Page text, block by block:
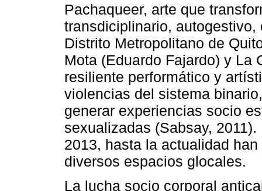
Pachaqueer, arte que
transdiciplinario,
Distrito Metropolitano de
Mota (Eduardo Fajardo) y La
resiliente performático y
violencias del sistema
generar experiencias socio
sexualizadas (Sabsay,
2013, hasta la actualidad
diversos espacios glocales.
La lucha socio corporal